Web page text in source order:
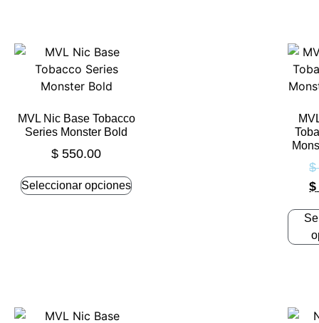
MVL Nic Base Tobacco
Series Monster Bold
$ 550.00
Seleccionar opciones
$
$